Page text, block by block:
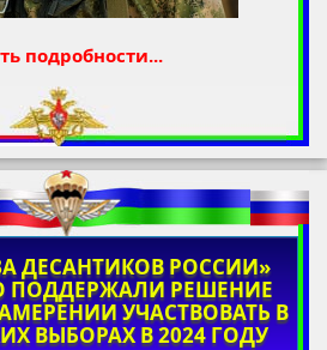
подробности...
ДЕСАНТИКОВ РОССИИ»
ПОДДЕРЖАЛИ РЕШЕНИЕ
УЧАСТВОВАТЬ В
ВЫБОРАХ В 2024 ГОДУ